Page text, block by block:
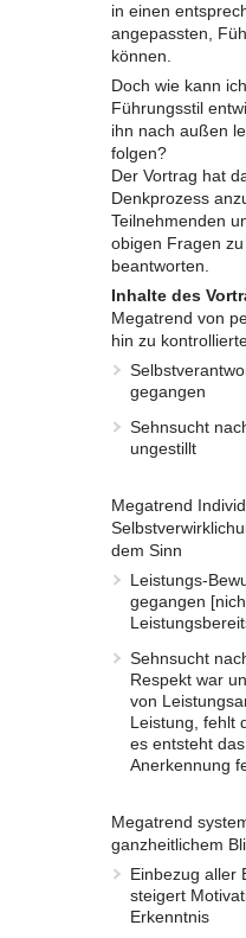
in einen
angepassten,
können.
Doch wie kann
Führungsstil
ihn nach außen
folgen?
Der Vortrag hat
Denkprozess
Teilnehmenden
obigen Fragen
beantworten.
Inhalte des
Megatrend von
hin zu
gegangen
Sehnsucht
ungestillt
Megatrend
dem Sinn
Leistungs-
gegangen
Sehnsucht
Respekt war
von
Leistung, fehlt
es entsteht
Anerkennung
Megatrend
ganzheitlichem
Einbezug aller
steigert
Erkenntnis